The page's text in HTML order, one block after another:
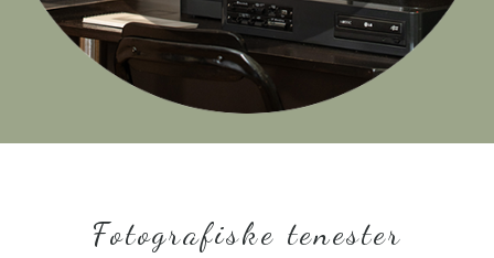
Fotografiske tenester